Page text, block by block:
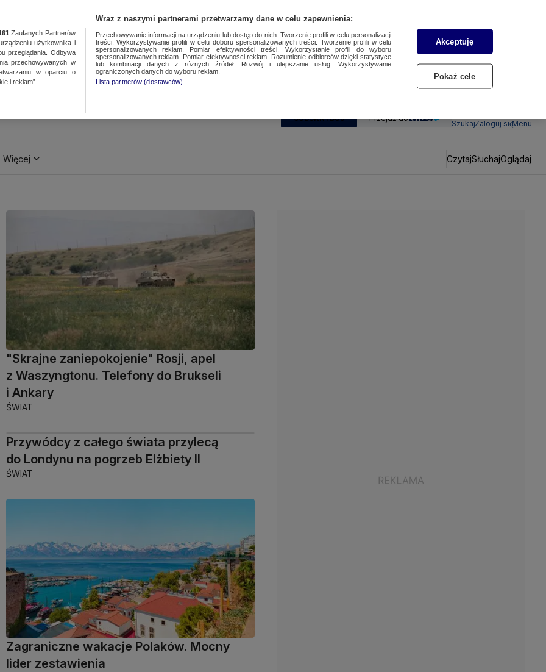
SUBSKRYBUJ Przejdź do
SzukajZaloguj sięMenu
Więcej CzytajSłuchajOglądaj
"Skrajne zaniepokojenie" Rosji, apel
z Waszyngtonu. Telefony do Brukseli
i Ankary
ŚWIAT
Przywódcy z całego świata przylecą
do Londynu na pogrzeb Elżbiety II
ŚWIAT
Zagraniczne wakacje Polaków. Mocny
lider zestawienia
Zaufanych Partnerów
użytkownika i
przeglądania. Odbywa
przechowywanych w
w oparciu o
i reklam”.
Wraz z naszymi partnerami przetwarzamy dane w celu zapewnienia:
Przechowywanie informacji na urządzeniu lub dostęp do nich. Tworzenie profili w celu personalizacji
treści. Wykorzystywanie profili w celu doboru spersonalizowanych treści. Tworzenie profili w celu
spersonalizowanych reklam. Pomiar efektywności treści. Wykorzystanie profili do wyboru
spersonalizowanych reklam. Pomiar efektywności reklam. Rozumienie odbiorców dzięki statystyce
lub kombinacji danych z różnych źródeł. Rozwój i ulepszanie usług. Wykorzystywanie
ograniczonych danych do wyboru reklam.
Lista partnerów (dostawców)
Akceptuję
Pokaż cele